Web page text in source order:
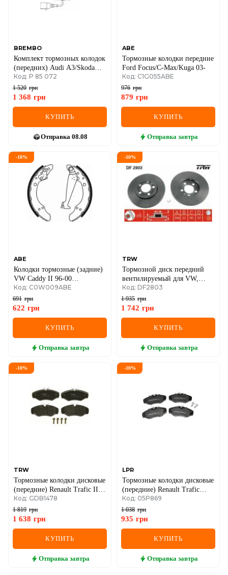
BREMBO
Комплект тормозных колодок
(передних) Audi A3/Skoda
Octavia 96-13/Fabia 99-/VW
Caddy/Golf 96-15 (+датчик)
Код: P 85 072
1 520 грн
1 368 грн
КУПИТЬ
Отправка 08.08
ABE
Тормозные колодки передние
Ford Focus/C-Max/Kuga 03-
Код: C1G055ABE
976 грн
879 грн
КУПИТЬ
Отправка завтра
-10%
ABE
Колодки тормозные (задние)
VW Caddy II 96-00
(барабанные) (200x40)
Код: C0W009ABE
691 грн
622 грн
КУПИТЬ
Отправка завтра
-10%
TRW
Тормозной диск передний
вентилируемый для VW,
Skoda, Audi
Код: DF2803
1 935 грн
1 742 грн
КУПИТЬ
Отправка завтра
-10%
TRW
Тормозные колодки дисковые
(передние) Renault Trafic II +
Opel Vivaro A 01->14
Код: GDB1478
1 819 грн
1 638 грн
КУПИТЬ
Отправка завтра
-10%
LPR
Тормозные колодки дисковые
(передние) Renault Trafic
II/Opel Vivaro A 01->14
Код: 05P869
1 038 грн
935 грн
КУПИТЬ
Отправка завтра